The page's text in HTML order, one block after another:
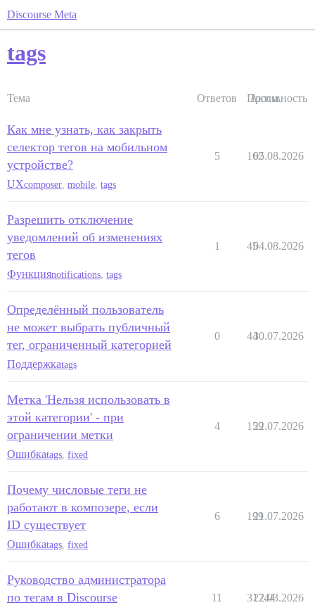
Discourse Meta
tags
Тема Ответов Просм.
Активность
Как мне узнать, как закрыть
селектор тегов на мобильном
устройстве?
UXcomposer mobile tags
5 162
05.08.2026
Разрешить отключение
уведомлений об изменениях
тегов
Функцияnotifications tags
1 4504.08.2026
Определённый пользователь
не может выбрать публичный
тег, ограниченный категорией
Поддержкаtags
0 4430.07.2026
Метка 'Нельзя использовать в
этой категории' - при
ограничении метки
Ошибкаtags fixed
4 159
22.07.2026
Почему числовые теги не
работают в композере, если
ID существует
Ошибкаtags fixed
6 199
21.07.2026
Руководство администратора
по тегам в Discourse
11 31744
22.03.2026